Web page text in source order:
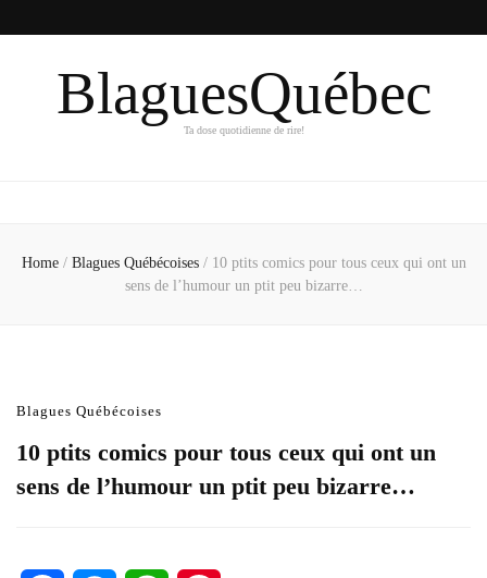
BlaguesQuébec
Ta dose quotidienne de rire!
Home / Blagues Québécoises / 10 ptits comics pour tous ceux qui ont un
sens de l’humour un ptit peu bizarre…
Blagues Québécoises
10 ptits comics pour tous ceux qui ont un
sens de l’humour un ptit peu bizarre…